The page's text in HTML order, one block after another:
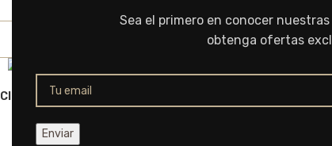
Sea el primero en conocer
obtenga ofertas
Click to enlarge